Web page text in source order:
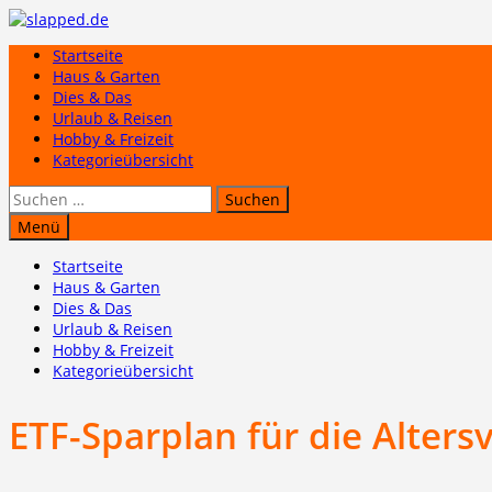
Zum
springenStartseite
Haus & Garten
Dies & Das
Urlaub & Reisen
Hobby & Freizeit
Kategorieübersicht
Suchen
nach:
Menü
Startseite
Haus & Garten
Dies & Das
Urlaub & Reisen
Hobby & Freizeit
Kategorieübersicht
ETF-Sparplan für die